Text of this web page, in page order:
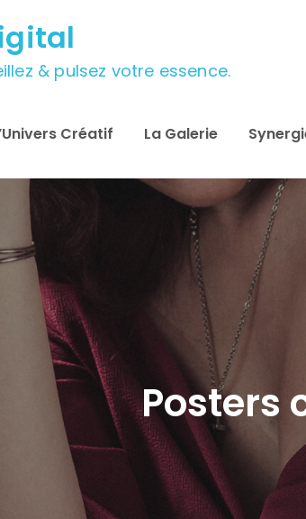
& pulsez votre essence.
Créatif La Galerie
Posters